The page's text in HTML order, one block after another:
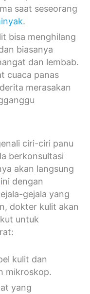
saat seseorang
.
bisa menghilang
biasanya
dan lembab.
cuaca panas
merasakan
ciri-ciri panu
berkonsultasi
akan langsung
ini dengan
gejala yang
dokter kulit akan
untuk
kulit dan
mikroskop.
yang